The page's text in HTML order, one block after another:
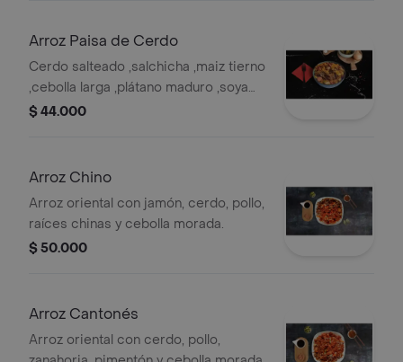
Arroz Paisa de Cerdo
Cerdo salteado ,salchicha ,maiz tierno
,cebolla larga ,plátano maduro ,soya
hondashi.
$ 44.000
Arroz Chino
Arroz oriental con jamón, cerdo, pollo,
raíces chinas y cebolla morada.
$ 50.000
Arroz Cantonés
Arroz oriental con cerdo, pollo,